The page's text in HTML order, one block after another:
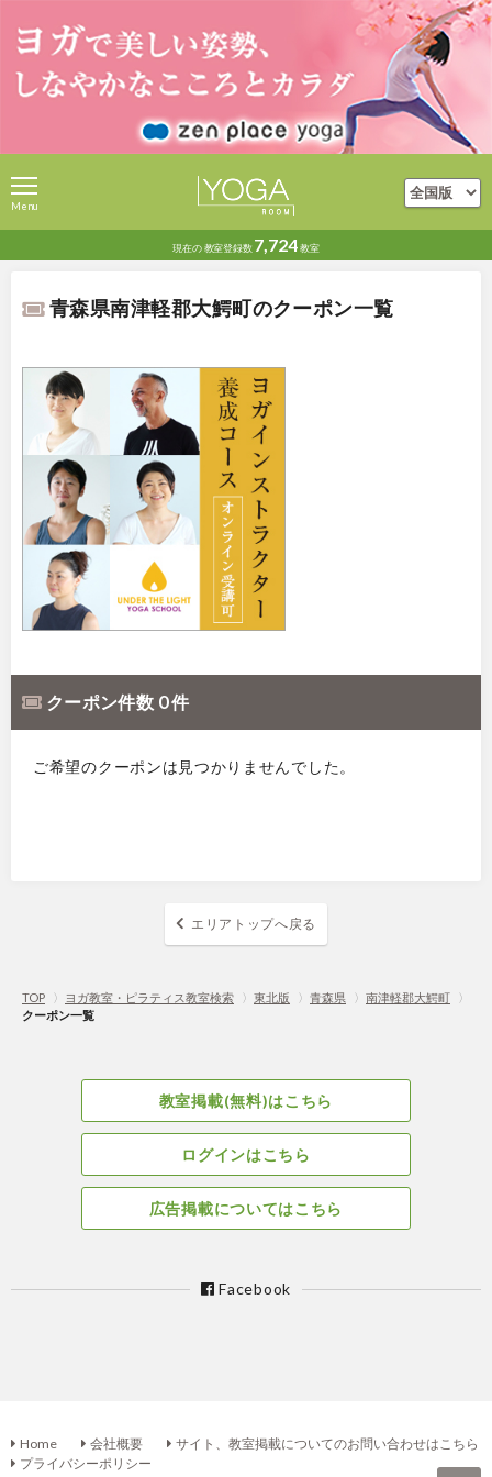
現在の教室登録数 7,724教室
Menu
青森県南津軽郡大鰐町のクーポン一覧
クーポン件数 0 件
ご希望のクーポンは見つかりませんでした。
エリアトップへ戻る
TOP 〉 ヨガ教室・ピラティス教室検索 〉 東北版 〉 青森県 〉 南津軽郡大鰐町
〉
クーポン一覧
教室掲載(無料)はこちら
ログインはこちら
広告掲載についてはこちら
Facebook
Home 会社概要
サイト、教室掲載についてのお問い合わせはこちら
プライバシーポリシー